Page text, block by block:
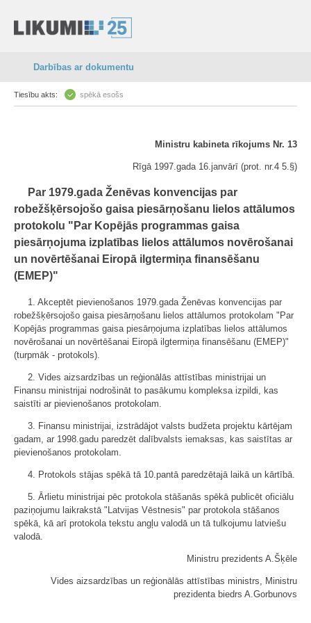
Darbības ar dokumentu
Tiesību akts: spēkā esošs
Ministru kabineta rīkojums Nr. 13
Rīgā 1997.gada 16.janvārī (prot. nr.4 5.§)
Par 1979.gada Ženēvas konvencijas par
robežšķērsojošo gaisa piesārņošanu lielos attālumos
protokolu "Par Kopējās programmas gaisa
piesārņojuma izplatības lielos attālumos novērošanai
un novērtēšanai Eiropā ilgtermiņa finansēšanu
(EMEP)"
1. Akceptēt pievienošanos 1979.gada Ženēvas konvencijas par
robežšķērsojošo gaisa piesārņošanu lielos attālumos protokolam "Par
Kopējās programmas gaisa piesārņojuma izplatības lielos attālumos
novērošanai un novērtēšanai Eiropā ilgtermiņa finansēšanu (EMEP)"
(turpmāk - protokols).
2. Vides aizsardzības un reģionālās attīstības ministrijai un
Finansu ministrijai nodrošināt to pasākumu kompleksa izpildi, kas
saistīti ar pievienošanos protokolam.
3. Finansu ministrijai, izstrādājot valsts budžeta projektu kārtējam
gadam, ar 1998.gadu paredzēt dalībvalsts iemaksas, kas saistītas ar
pievienošanos protokolam.
4. Protokols stājas spēkā tā 10.pantā paredzētajā laikā un kārtībā.
5. Ārlietu ministrijai pēc protokola stāšanās spēkā publicēt oficiālu
paziņojumu laikrakstā "Latvijas Vēstnesis" par protokola stāšanos
spēkā, kā arī protokola tekstu angļu valodā un tā tulkojumu latviešu
valodā.
Ministru prezidents A.Šķēle
Vides aizsardzības un reģionālās attīstības ministrs, Ministru
prezidenta biedrs A.Gorbunovs